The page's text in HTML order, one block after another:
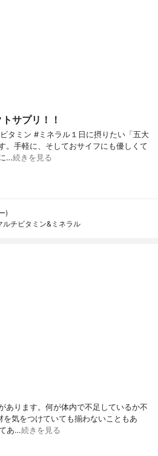
サプリ！！
タミン #ミネラル１日に摂りたい「五大
。手軽に、そしておサイフにも優しくて
…続きを見る
)
ルチビタミン&ミネラル
あります。何が体内で不足しているか不
気をつけていても揃わないこともあ
あ…続きを見る